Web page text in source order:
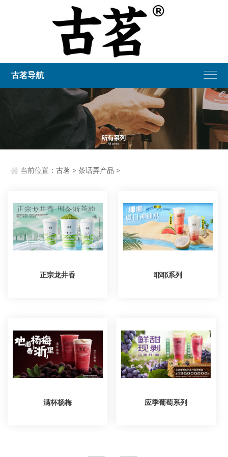
古茗导航
当前位置：古茗 >茶话弄产品 >
正宗龙井香 耶耶系列
满杯杨梅 应季葡萄系列